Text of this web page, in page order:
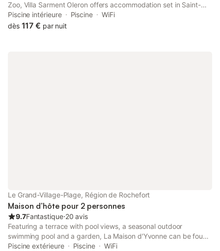
Zoo, Villa Sarment Oleron offers accommodation set in Saint-
Pierre-dʼOléron. This guest house features free private parking
and a shared kitchen.
Piscine intérieure Piscine
WiFi
dès 117 € par nuit
Le Grand-Village-Plage, Région de Rochefort
Maison d’hôte pour 2 personnes
9.7Fantastique⋅20 avis
Featuring a terrace with pool views, a seasonal outdoor
swimming pool and a garden, La Maison d'Yvonne can be found
in Grand-Village-Plage, close to Grande Plage and 16 km from
Piscine extérieure Piscine
WiFi